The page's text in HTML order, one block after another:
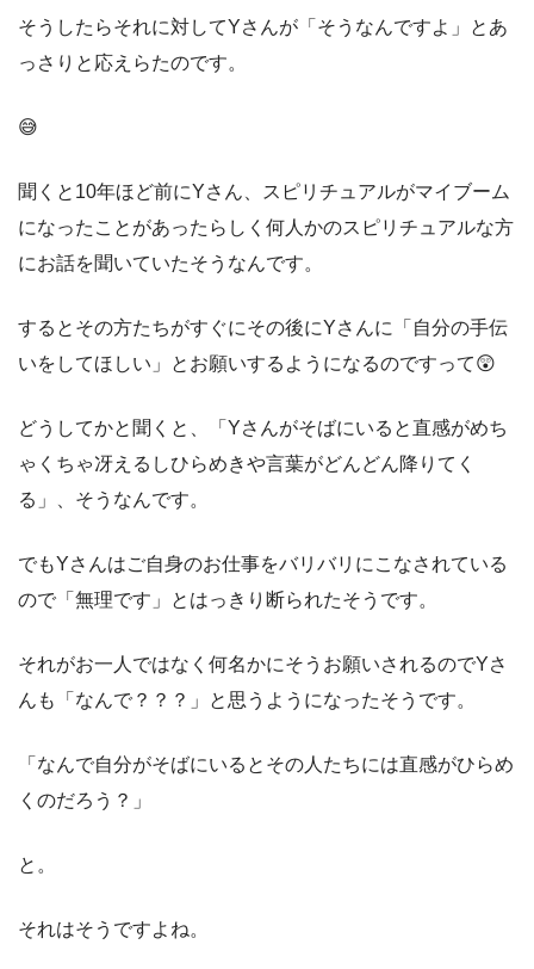
そうしたらそれに対してYさんが「そうなんですよ」とあ
っさりと応えらたのです。
😅
聞くと10年ほど前にYさん、スピリチュアルがマイブーム
になったことがあったらしく何人かのスピリチュアルな方
にお話を聞いていたそうなんです。
するとその方たちがすぐにその後にYさんに「自分の手伝
いをしてほしい」とお願いするようになるのですって😲
どうしてかと聞くと、「Yさんがそばにいると直感がめち
ゃくちゃ冴えるしひらめきや言葉がどんどん降りてく
る」、そうなんです。
でもYさんはご自身のお仕事をバリバリにこなされている
ので「無理です」とはっきり断られたそうです。
それがお一人ではなく何名かにそうお願いされるのでYさ
んも「なんで？？？」と思うようになったそうです。
「なんで自分がそばにいるとその人たちには直感がひらめ
くのだろう？」
と。
それはそうですよね。